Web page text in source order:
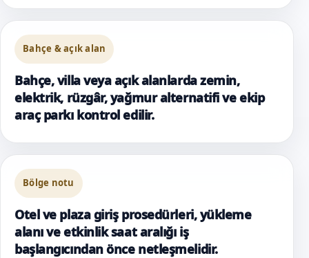
Bahçe & açık alan
Bahçe, villa veya açık alanlarda zemin,
elektrik, rüzgâr, yağmur alternatifi ve ekip
araç parkı kontrol edilir.
Bölge notu
Otel ve plaza giriş prosedürleri, yükleme
alanı ve etkinlik saat aralığı iş
başlangıcından önce netleşmelidir.